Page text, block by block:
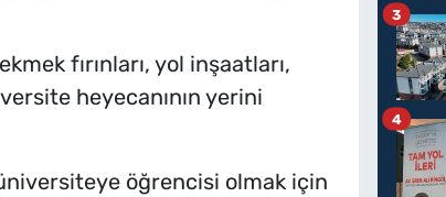
fırınları, yol inşaatları,
heyecanının yerini
öğrencisi olmak için
3
4